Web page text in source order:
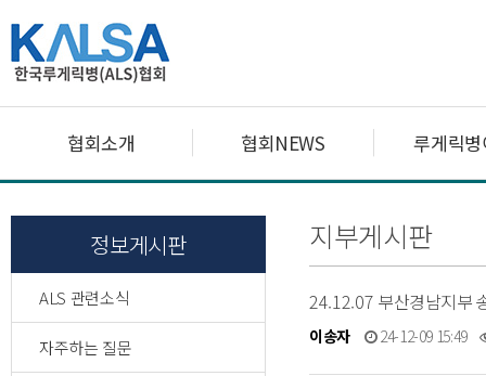
협회소개 협회NEWS 루게릭
정보게시판
ALS 관련소식
자주하는 질문
지부게시판
24.12.07 부산경남지부
이송자 24-12-09 15:49